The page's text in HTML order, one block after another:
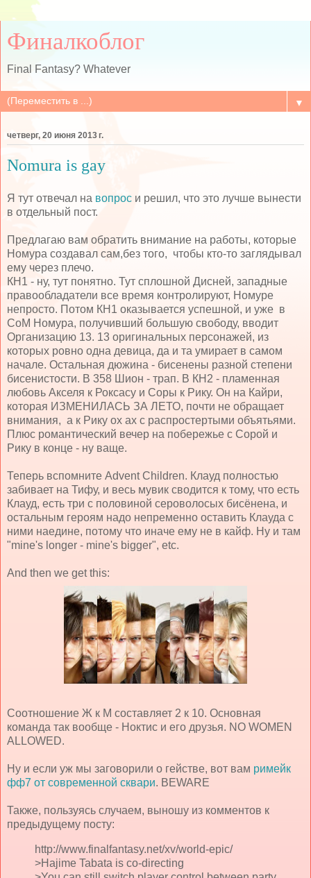
Финалкоблог
Final Fantasy? Whatever
▼
четверг, 20 июня 2013 г.
Nomura is gay
Я тут отвечал на вопрос и решил, что это лучше вынести
в отдельный пост.
Предлагаю вам обратить внимание на работы, которые
Номура создавал сам,без того, чтобы кто-то заглядывал
ему через плечо.
КН1 - ну, тут понятно. Тут сплошной Дисней, западные
правообладатели все время контролируют, Номуре
непросто. Потом КН1 оказывается успешной, и уже в
СоМ Номура, получивший большую свободу, вводит
Организацию 13. 13 оригинальных персонажей, из
которых ровно одна девица, да и та умирает в самом
начале. Остальная дюжина - бисенены разной степени
бисенистости. В 358 Шион - трап. В КН2 - пламенная
любовь Акселя к Роксасу и Соры к Рику. Он на Кайри,
которая ИЗМЕНИЛАСЬ ЗА ЛЕТО, почти не обращает
внимания, а к Рику ох ах с распростертыми объятьями.
Плюс романтический вечер на побережье с Сорой и
Рику в конце - ну ваще.
Теперь вспомните Advent Children. Клауд полностью
забивает на Тифу, и весь мувик сводится к тому, что есть
Клауд, есть три с половиной сероволосых бисёнена, и
остальным героям надо непременно оставить Клауда с
ними наедине, потому что иначе ему не в кайф. Ну и там
"mine's longer - mine's bigger", etc.
And then we get this:
Соотношение Ж к М составляет 2 к 10. Основная
команда так вообще - Ноктис и его друзья. NO WOMEN
ALLOWED.
Ну и если уж мы заговорили о гействе, вот вам римейк
фф7 от современной сквари. BEWARE
Также, пользуясь случаем, выношу из комментов к
предыдущему посту:
http://www.finalfantasy.net/xv/world-epic/
>Hajime Tabata is co-directing